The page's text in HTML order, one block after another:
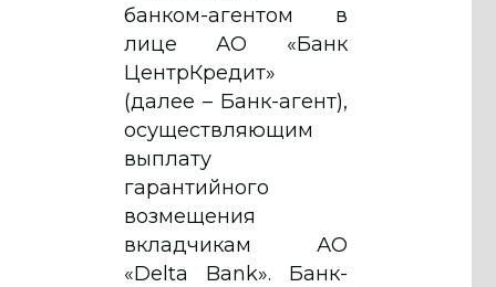
банком-агентом в
лице АО «Банк
ЦентрКредит»
(далее – Банк-агент),
осуществляющим
выплату
гарантийного
возмещения
вкладчикам АО
«Delta Bank». Банк-